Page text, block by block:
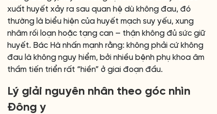
xuất huyết xảy ra sau quan hệ dù không đau, đó
thường là biểu hiện của huyết mạch suy yếu, xung
nhâm rối loạn hoặc tạng can – thận không đủ sức giữ
huyết. Bác Hà nhấn mạnh rằng: không phải cứ không
đau là không nguy hiểm, bởi nhiều bệnh phụ khoa âm
thầm tiến triển rất “hiền” ở giai đoạn đầu.
Lý giải nguyên nhân theo góc nhìn
Đông y